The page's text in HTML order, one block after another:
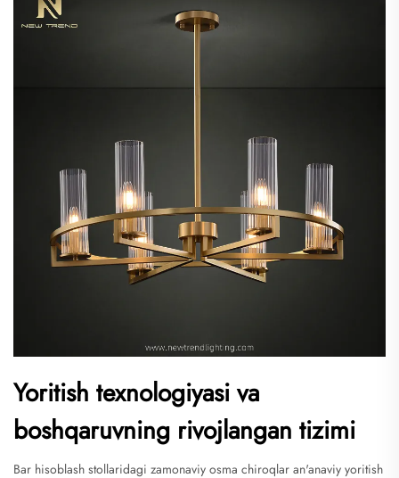
Yoritish texnologiyasi va
boshqaruvning rivojlangan tizimi
Bar hisoblash stollaridagi zamonaviy osma chiroqlar an'anaviy yoritish